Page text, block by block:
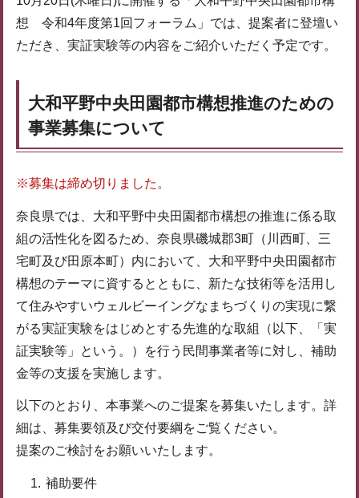
想 令和4年度第1回フォーラム」では、提案者に登壇い
ただき、実証実験等の内容をご紹介いただく予定です。
大和平野中央田園都市構想推進のための
事業募集について
※募集は締め切りました。
奈良県では、大和平野中央田園都市構想の推進に係る取
組の活性化を図るため、奈良県磯城郡3町（川西町、三
宅町及び田原本町）内において、大和平野中央田園都市
構想のテーマに資するとともに、新たな技術等を活用し
て住みやすいウェルビーイングなまちづくりの実現に繋
がる実証実験をはじめとする先進的な取組（以下、「実
証実験等」という。）を行う民間事業者等に対し、補助
金等の支援を実施します。
以下のとおり、本事業へのご提案を募集いたします。詳
細は、募集要領及び交付要綱をご覧ください。
提案のご検討をお願いいたします。
補助要件